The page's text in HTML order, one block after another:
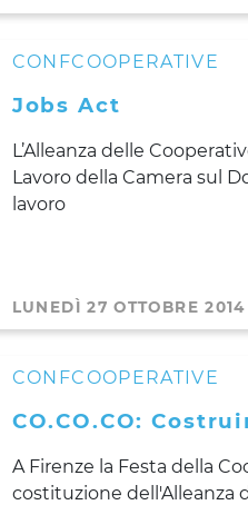
CONFCOOPERATIVE
Jobs Act
L’Alleanza delle
Lavoro della Camera sul
lavoro
LUNEDÌ 27 OTTOBRE 2014
CONFCOOPERATIVE
CO.CO.CO:
A Firenze la Festa della
costituzione dell'Alleanza